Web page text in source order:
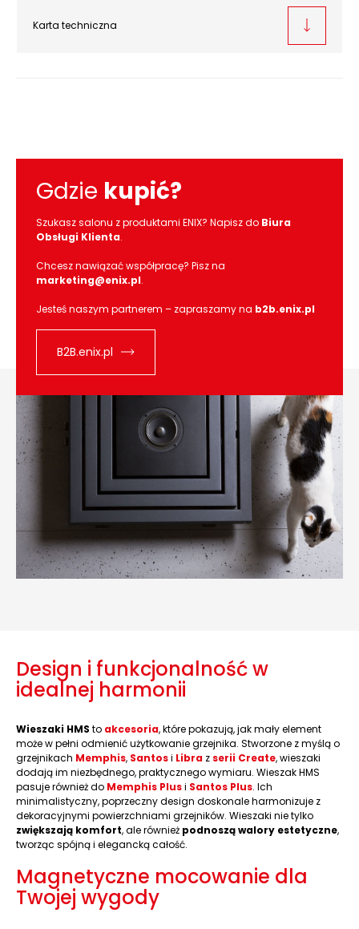
Karta techniczna
Gdzie kupić?
Szukasz salonu z produktami ENIX? Napisz do Biura
Obsługi Klienta.
Chcesz nawiązać współpracę? Pisz na
marketing@enix.pl.
Jesteś naszym partnerem – zapraszamy na b2b.enix.pl
B2B.enix.pl
Design i funkcjonalność w
idealnej harmonii
Wieszaki HMS to akcesoria, które pokazują, jak mały element
może w pełni odmienić użytkowanie grzejnika. Stworzone z myślą o
grzejnikach Memphis, Santosi Libra z serii Create, wieszaki
dodają im niezbędnego, praktycznego wymiaru. Wieszak HMS
pasuje również do Memphis Plusi Santos Plus. Ich
minimalistyczny, poprzeczny design doskonale harmonizuje z
dekoracyjnymi powierzchniami grzejników. Wieszaki nie tylko
zwiększają komfort, ale również podnoszą walory estetyczne,
tworząc spójną i elegancką całość.
Magnetyczne mocowanie dla
Twojej wygody